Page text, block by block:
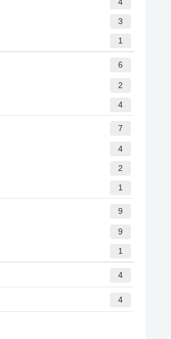
3
1
6
2
4
7
4
2
1
9
9
1
4
4